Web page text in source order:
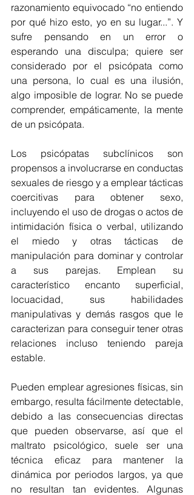
razonamiento equivocado “no entiendo
por qué hizo esto, yo en su lugar...”. Y
sufre pensando en un error o
esperando una disculpa; quiere ser
considerado por el psicópata como
una persona, lo cual es una ilusión,
algo imposible de lograr. No se puede
comprender, empáticamente, la mente
de un psicópata.
Los psicópatas subclínicos son
propensos a involucrarse en conductas
sexuales de riesgo y a emplear tácticas
coercitivas para obtener sexo,
incluyendo el uso de drogas o actos de
intimidación física o verbal, utilizando
el miedo y otras tácticas de
manipulación para dominar y controlar
a sus parejas. Emplean su
característico encanto superficial,
locuacidad, sus habilidades
manipulativas y demás rasgos que le
caracterizan para conseguir tener otras
relaciones incluso teniendo pareja
estable.
Pueden emplear agresiones físicas, sin
embargo, resulta fácilmente detectable,
debido a las consecuencias directas
que pueden observarse, así que el
maltrato psicológico, suele ser una
técnica eficaz para mantener la
dinámica por periodos largos, ya que
no resultan tan evidentes. Algunas